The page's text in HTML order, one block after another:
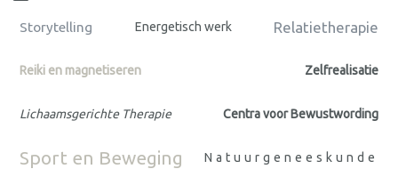
Storytelling Energetisch werk Relatietherapie
Reiki en magnetiseren Zelfrealisatie
Lichaamsgerichte Therapie Centra voor Bewustwording
Sport en Beweging Natuurgeneeskunde